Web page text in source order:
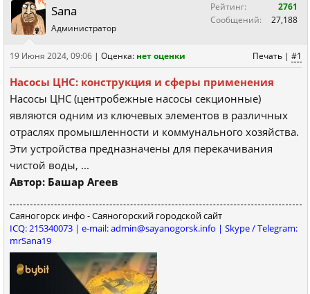
Sana
Администратор
Рейтинг:
2761
Сообщений:
27,188
Печать | #1
19 Июня 2024, 09:06 | Оценка: нет оценки
Насосы ЦНС: конструкция и сферы применения
Насосы ЦНС (центробежные насосы секционные)
являются одним из ключевых элементов в различных
отраслях промышленности и коммунального хозяйства.
Эти устройства предназначены для перекачивания
чистой воды, ...
Автор: Башар Агеев
Саяногорск инфо - Саяногорский городской сайт
ICQ: 215340073 | e-mail: admin@sayanogorsk.info | Skype / Telegram:
mrSana19